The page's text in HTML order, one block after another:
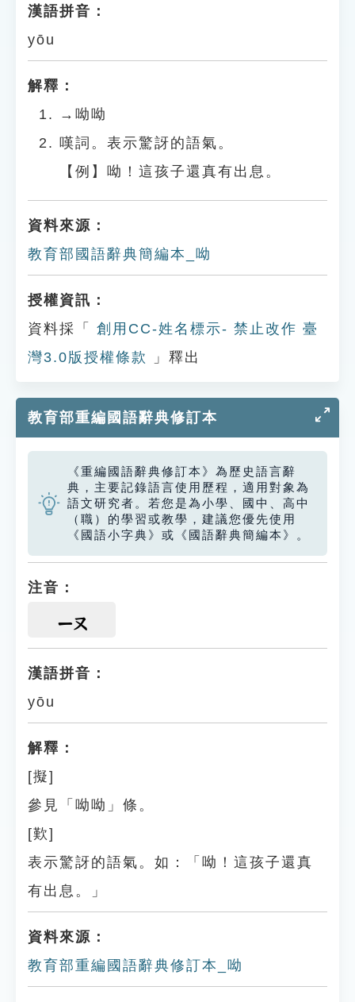
漢語拼音：
yōu
解釋：
→呦呦
嘆詞。表示驚訝的語氣。
【例】呦！這孩子還真有出息。
資料來源：
教育部國語辭典簡編本_呦
授權資訊：
資料採「
創用CC-姓名標示- 禁止改作 臺
灣3.0版授權條款
」釋出
教育部重編國語辭典修訂本
《重編國語辭典修訂本》為歷史語言辭
典，主要記錄語言使用歷程，適用對象為
語文研究者。若您是為小學、國中、高中
（職）的學習或教學，建議您優先使用
《國語小字典》或《國語辭典簡編本》。
注音：
ㄧㄡ
漢語拼音：
yōu
解釋：
[擬]
參見「呦呦」條。
[歎]
表示驚訝的語氣。如：「呦！這孩子還真
有出息。」
資料來源：
教育部重編國語辭典修訂本_呦